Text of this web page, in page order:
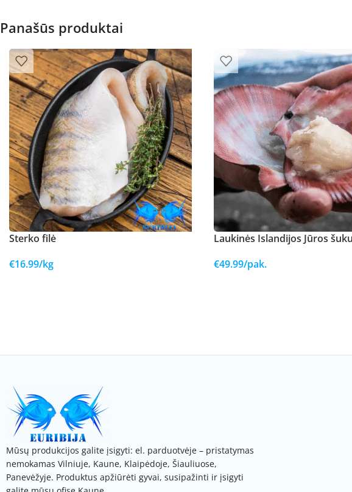
Panašūs produktai
Sterko filė
€16.99/kg
Laukinės Islandijos Jūros
€49.99/pak.
Mūsų produkcijos galite įsigyti: el. parduotvėje – pristatymas
nemokamas Vilniuje, Kaune, Klaipėdoje, Šiauliuose,
Panevėžyje. Produktus apžiūrėti gyvai, susipažinti ir įsigyti